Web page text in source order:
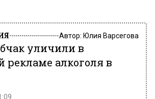
Автор: Юлия Варсегова
уличили в
рекламе алкоголя в